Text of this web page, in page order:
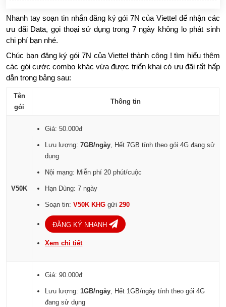
Nhanh tay soạn tin nhắn đăng ký gói 7N của Viettel để nhận các
ưu đãi Data, gọi thoại sử dụng trong 7 ngày không lo phát sinh
chi phí bạn nhé.
Chúc bạn đăng ký gói 7N của Viettel thành công ! tìm hiểu thêm
các gói cước combo khác vừa được triển khai có ưu đãi rất hấp
dẫn trong bảng sau:
Tên
gói
Thông tin
V50K
Giá: 50.000đ
Lưu lượng:7GB/ngày, Hết 7GB tính theo gói 4G đang sử
dụng
Nội mạng: Miễn phí 20 phút/cuộc
Hạn Dùng: 7 ngày
Soạn tin:V50K KHGgửi290
ĐĂNG KÝ NHANH
Xem chi tiết
Giá: 90.000đ
Lưu lượng:1GB/ngày, Hết 1GB/ngày tính theo gói 4G
đang sử dụng